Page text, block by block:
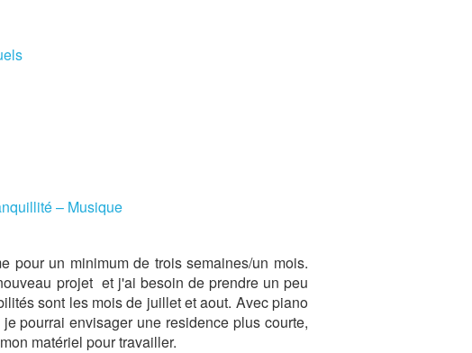
– Musique
pour un minimum de trois semaines/un mois.
projet et j'ai besoin de prendre un peu
sont les mois de juillet et aout. Avec piano
pourrai envisager une residence plus courte,
matériel pour travailler.